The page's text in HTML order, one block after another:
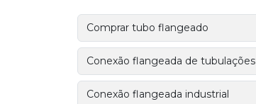
Comprar tubo flangeado
Conexão flangeada de tubulações
Conexão flangeada industrial